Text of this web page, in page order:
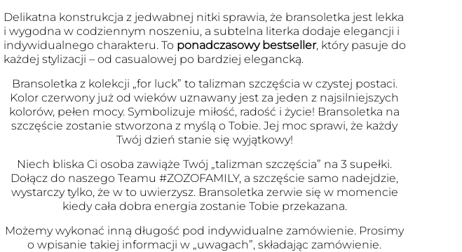
Delikatna konstrukcja z jedwabnej nitki sprawia, że bransoletka jest lekka
i wygodna w codziennym noszeniu, a subtelna literka dodaje elegancji i
indywidualnego charakteru. To ponadczasowy bestseller, który pasuje do
każdej stylizacji – od casualowej po bardziej elegancką.
Bransoletka z kolekcji „for luck” to talizman szczęścia w czystej postaci.
Kolor czerwony już od wieków uznawany jest za jeden z najsilniejszych
kolorów, pełen mocy. Symbolizuje miłość, radość i życie! Bransoletka na
szczęście zostanie stworzona z myślą o Tobie. Jej moc sprawi, że każdy
Twój dzień stanie się wyjątkowy!
Niech bliska Ci osoba zawiąże Twój „talizman szczęścia” na 3 supełki.
Dołącz do naszego Teamu #ZOZOFAMILY, a szczęście samo nadejdzie,
wystarczy tylko, że w to uwierzysz. Bransoletka zerwie się w momencie
kiedy cała dobra energia zostanie Tobie przekazana.
Możemy wykonać inną długość pod indywidualne zamówienie. Prosimy
o wpisanie takiej informacji w „uwagach”, składając zamówienie.